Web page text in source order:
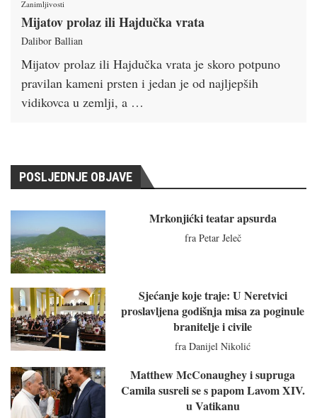
Zanimljivosti
Mijatov prolaz ili Hajdučka vrata
Dalibor Ballian
Mijatov prolaz ili Hajdučka vrata je skoro potpuno
pravilan kameni prsten i jedan je od najljepših
vidikovca u zemlji, a …
POSLJEDNJE OBJAVE
Mrkonjićki teatar apsurda
fra Petar Jeleč
Sjećanje koje traje: U Neretvici
proslavljena godišnja misa za poginule
branitelje i civile
fra Danijel Nikolić
Matthew McConaughey i supruga
Camila susreli se s papom Lavom XIV.
u Vatikanu